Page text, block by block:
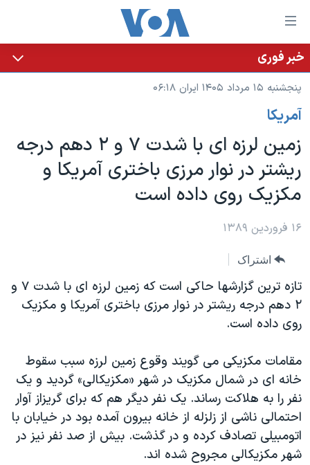
لینکهای
قابل
دسترسی
جهش
محتوای
اصلی
جهش
به
صفحه
جهش
خانه
نسخه سبک وب‌سایت
موضوع ها
ایران
آمریکا
جهان
ورزشی
فرهنگ و زندگی
اقتصادی
علم و فناوری
اسرائیل در جنگ
گالری عکس
برنامه های تلویزیونی
جدول برنامه ها
صفحه‌های ویژه
جام جهانی ۲۰۲۶
بایگانی برنامه‌های تلویزیونی
مستندها
حمله جمهوری اسلامی به اسرائیل
رمز مهسا
ورزش زنان در ایران
اعتراضات زن، زندگی، آزادی
فرکانس‌های صدای آمریکا
یادگیری زبان انگلیسی
دنبال کنید
زبانهای مختلف
خبر فوری
پنجشنبه ۱۵ مرداد ۱۴۰۵ ایران ۰۶:۱۸
آمريکا
زمين لرزه ای با شدت ۷ و ۲ دهم درجه
ريشتر در نوار مرزی باختری آمريکا و
مکزيک روی داده است
۱۶ فروردین ۱۳۸۹
اشتراک
تازه ترين گزارشها حاکی است که زمين لرزه ای با شدت ۷ و
۲ دهم درجه ريشتر در نوار مرزی باختری آمريکا و مکزيک
روی داده است.
مقامات مکزيکی می گويند وقوع زمين لرزه سبب سقوط
خانه ای در شمال مکزيک در شهر «مکزيکالی» گرديد و يک
نفر را به هلاکت رساند. يک نفر ديگر هم که برای گريزاز آوار
احتمالی ناشی از زلزله از خانه بيرون آمده بود در خيابان با
اتومبيلی تصادف کرده و در گذشت. بيش از صد نفر نيز در
شهر مکزيکالی مجروح شده اند.